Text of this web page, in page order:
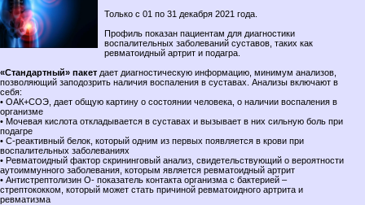
Только с 01 по 31 декабря 2021 года.
Профиль показан пациентам для диагностики
воспалительных заболеваний суставов, таких как
ревматоидный артрит и подагра.
«Стандартный» пакет дает диагностическую информацию, минимум анализов,
позволяющий заподозрить наличия воспаления в суставах. Анализы включают в
себя:
• ОАК+СОЭ, дает общую картину о состоянии человека, о наличии воспаления в
организме
• Мочевая кислота откладывается в суставах и вызывает в них сильную боль при
подагре
• С-реактивный белок, который одним из первых появляется в крови при
воспалительных заболеваниях
• Ревматоидный фактор скрининговый анализ, свидетельствующий о вероятности
аутоиммунного заболевания, которым является ревматоидный артрит
• Антистрептолизин О- показатель контакта организма с бактерией –
стрептококком, который может стать причиной ревматоидного артрита и
ревматизма